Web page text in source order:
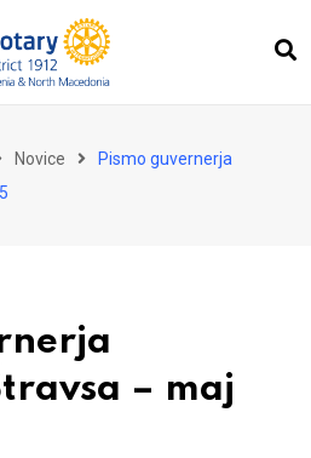
Novice
Pismo guvernerja
– maj